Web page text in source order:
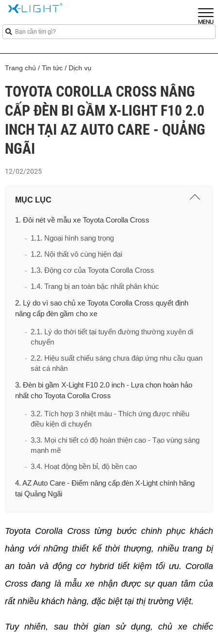
Trang chủ / Tin tức / Dịch vụ
TOYOTA COROLLA CROSS NÂNG
CẤP ĐÈN BI GẦM X-LIGHT F10 2.0
INCH TẠI AZ AUTO CARE - QUẢNG
NGÃI
12/02/2025
MỤC LỤC
1. Đôi nét về mẫu xe Toyota Corolla Cross
1.1. Ngoại hình sang trọng
1.2. Nội thất vô cùng hiện đại
1.3. Động cơ của Toyota Corolla Cross
1.4. Trang bị an toàn bậc nhất phân khúc
2. Lý do vì sao chủ xe Toyota Corolla Cross quyết định
nâng cấp đèn gầm cho xe
2.1. Lý do thời tiết tại tuyến đường thường xuyên di
chuyển
2.2. Hiệu suất chiếu sáng chưa đáp ứng nhu cầu quan
sát cá nhân
3. Đèn bi gầm X-Light F10 2.0 inch - Lựa chọn hoàn hảo
nhất cho Toyota Corolla Cross
3.2. Tích hợp 3 nhiệt màu - Thích ứng được nhiều
điều kiện di chuyển
3.3. Mọi chi tiết có độ hoàn thiện cao - Tạo vùng sáng
mạnh mẽ
3.4. Hoạt động bền bỉ, độ bền cao
4. AZ Auto Care - Điểm nâng cấp đèn X-Light chính hãng
tại Quảng Ngãi
Toyota Corolla Cross từng bước chinh phục khách
hàng với những thiết kế thời thượng, nhiều trang bị
an toàn và động cơ hybrid tiết kiệm tối ưu. Corolla
Cross đang là mẫu xe nhận được sự quan tâm của
rất nhiều khách hàng, đặc biệt tại thị trường Việt.
Tuy nhiên, sau thời gian sử dụng, chủ xe chiếc